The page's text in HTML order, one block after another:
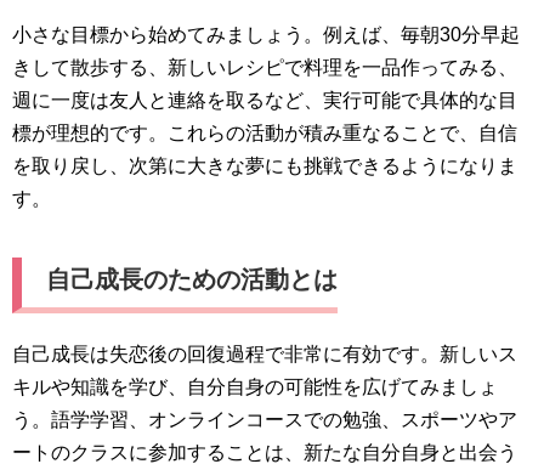
小さな目標から始めてみましょう。例えば、毎朝30分早起
きして散歩する、新しいレシピで料理を一品作ってみる、
週に一度は友人と連絡を取るなど、実行可能で具体的な目
標が理想的です。これらの活動が積み重なることで、自信
を取り戻し、次第に大きな夢にも挑戦できるようになりま
す。
自己成長のための活動とは
自己成長は失恋後の回復過程で非常に有効です。新しいス
キルや知識を学び、自分自身の可能性を広げてみましょ
う。語学学習、オンラインコースでの勉強、スポーツやア
ートのクラスに参加することは、新たな自分自身と出会う